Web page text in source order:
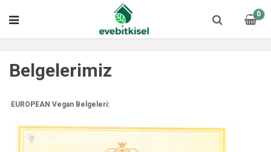
0
Belgelerimiz
EUROPEAN Vegan Belgeleri: